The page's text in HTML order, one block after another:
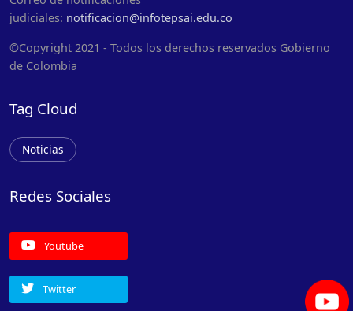
judiciales: notificacion@infotepsai.edu.co
©Copyright 2021 - Todos los derechos reservados Gobierno
de Colombia
Tag Cloud
Noticias
Redes Sociales
Youtube
Twitter